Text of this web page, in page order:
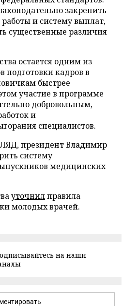
закрепить
и систему выплат,
существенные различия
остается одним из
подготовки кадров в
быстрее
участие в программе
добровольным,
и
специалистов.
президент Владимир
систему
медицинских
уточнилправила
молодых врачей.
на наши